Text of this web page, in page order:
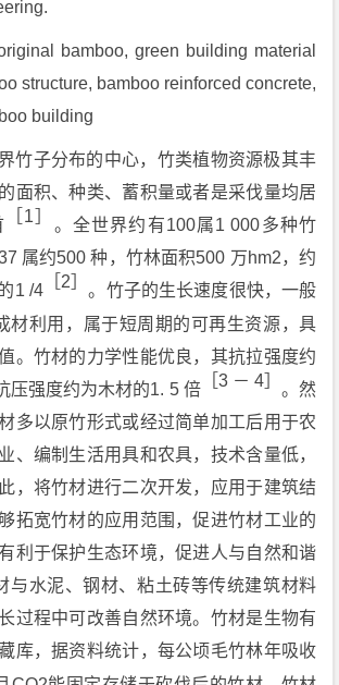
bamboo, green building material
structure, bamboo reinforced concrete,
building
竹子分布的中心，竹类植物资源极其丰
面积、种类、蓄积量或者是采伐量均居
［1］ 。全世界约有100属1 000多种竹
属约500 种，竹林面积500 万hm2，约
1 /4 ［2］ 。竹子的生长速度很快，一般
材利用，属于短周期的可再生资源，具
。竹材的力学性能优良，其抗拉强度约
压强度约为木材的1. 5 倍 ［3 － 4］ 。然
多以原竹形式或经过简单加工后用于农
、编制生活用具和农具，技术含量低，
，将竹材进行二次开发，应用于建筑结
拓宽竹材的应用范围，促进竹材工业的
利于保护生态环境，促进人与自然和谐
与水泥、钢材、粘土砖等传统建筑材料
过程中可改善自然环境。竹材是生物有
库，据资料统计，每公顷毛竹林年吸收